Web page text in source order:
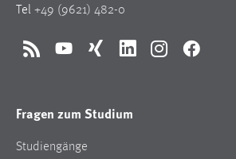
Tel +49 (9621) 482-0
RSS YouTubeXing LinkedInInstagramFacebook
Fragen zum Studium
Studiengänge